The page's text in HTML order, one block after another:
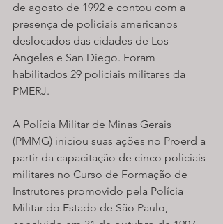
de agosto de 1992 e contou com a
presença de policiais americanos
deslocados das cidades de Los
Angeles e San Diego. Foram
habilitados 29 policiais militares da
PMERJ.
A Polícia Militar de Minas Gerais
(PMMG) iniciou suas ações no Proerd a
partir da capacitação de cinco policiais
militares no Curso de Formação de
Instrutores promovido pela Polícia
Militar do Estado de São Paulo,